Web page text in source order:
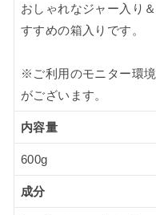
おしゃれなジャー入り
すすめの箱入りです。
※ご利用のモニター環
がございます。
内容量
600g
成分